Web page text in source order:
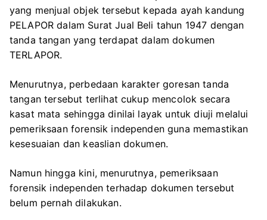
yang menjual objek tersebut kepada ayah kandung
PELAPOR dalam Surat Jual Beli tahun 1947 dengan
tanda tangan yang terdapat dalam dokumen
TERLAPOR.
Menurutnya, perbedaan karakter goresan tanda
tangan tersebut terlihat cukup mencolok secara
kasat mata sehingga dinilai layak untuk diuji melalui
pemeriksaan forensik independen guna memastikan
kesesuaian dan keaslian dokumen.
Namun hingga kini, menurutnya, pemeriksaan
forensik independen terhadap dokumen tersebut
belum pernah dilakukan.